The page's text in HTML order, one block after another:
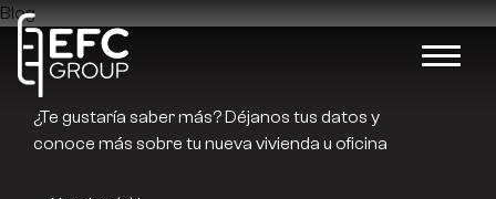
Blog
¿Te gustaría saber más? Déjanos tus datos y
conoce más sobre tu nueva vivienda u oficina